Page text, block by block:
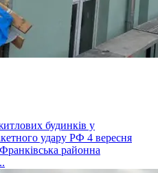
будинків у
удару РФ 4 вересня
районна